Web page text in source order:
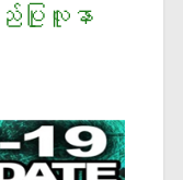
ပြုလူနာ